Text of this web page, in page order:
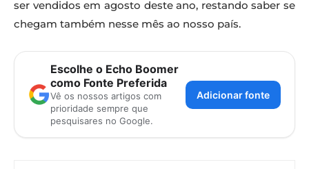
ser vendidos em agosto deste ano, restando saber se
chegam também nesse mês ao nosso país.
Escolhe o Echo Boomer
como Fonte Preferida
Vê os nossos artigos com
prioridade sempre que
pesquisares no Google.
Adicionar fonte